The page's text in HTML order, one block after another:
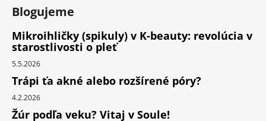
Blogujeme
Mikroihličky (spikuly) v K-beauty: revolúcia v
starostlivosti o pleť
5.5.2026
Trápi ťa akné alebo rozšírené póry?
4.2.2026
Žúr podľa veku? Vitaj v Soule!